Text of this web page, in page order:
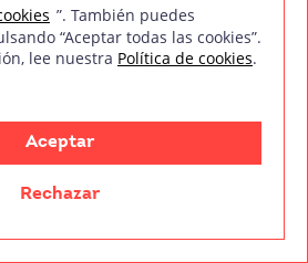
otro de los trabajos más
Noriega. Dirigido por Carlota
el
Goya a mejor
hizo uso de planos
perfecto y milimetrado.
del proyecto.
”. También puedes
“Aceptar todas las cookies”.
lee nuestra Política de cookies.
Aceptar
Rechazar